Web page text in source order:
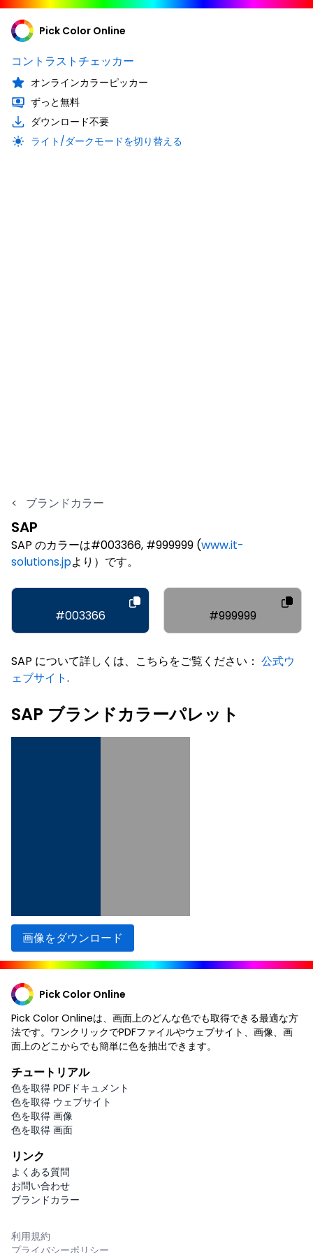
Pick Color Online
コントラストチェッカー
オンラインカラーピッカー
ずっと無料
ダウンロード不要
ライト/ダークモードを切り替える
< ブランドカラー
SAP
SAP のカラーは#003366, #999999 (www.it-
solutions.jpより）です。
#003366 #999999
SAP について詳しくは、こちらをご覧ください： 公式ウ
ェブサイト.
SAP ブランドカラーパレット
画像をダウンロード
Pick Color Online
Pick Color Onlineは、画面上のどんな色でも取得できる最適な方
法です。ワンクリックでPDFファイルやウェブサイト、画像、画
面上のどこからでも簡単に色を抽出できます。
チュートリアル
色を取得 PDFドキュメント
色を取得 ウェブサイト
色を取得 画像
色を取得 画面
リンク
よくある質問
お問い合わせ
ブランドカラー
利用規約
プライバシーポリシー